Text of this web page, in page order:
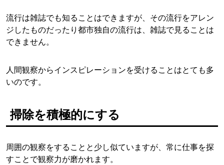
流行は雑誌でも知ることはできますが、その流行をアレン
ジしたものだったり都市独自の流行は、雑誌で見ることは
できません。
人間観察からインスピレーションを受けることはとても多
いのです。
掃除を積極的にする
周囲の観察をすることと少し似ていますが、常に仕事を探
すことで観察力が磨かれます。